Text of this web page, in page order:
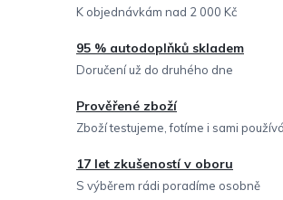
í
p
r
y
v
ý
K objednávkám nad 2 000 Kč
95 % autodoplňků skladem
Doručení už do druhého dne
Prověřené zboží
Zboží testujeme, fotíme i sami
17 let zkušeností v oboru
S výběrem rádi poradíme osobně